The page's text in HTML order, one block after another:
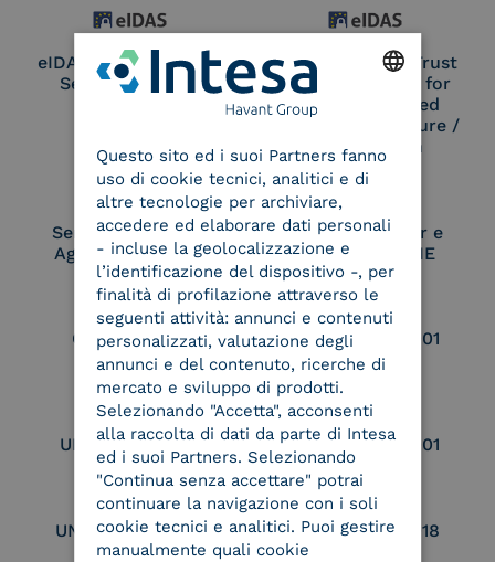
eIDAS Qualified Trust
Service Provider
eIDAS Qualified Trust
Service Provider for
Remote Qualified
Electronic Signature /
Seal Creation
Service Provider e
Aggregatore SPID
Service Provider e
Aggregatore CIE
Conservatore
qualificato
UNI EN ISO 37001
UNI EN ISO 9001 UNI EN ISO 27001
UNI EN ISO 27017 UNI EN ISO 27018
ITALIAN
Questo sito ed i suoi Partners fanno
uso di cookie tecnici, analitici e di
altre tecnologie per archiviare,
accedere ed elaborare dati personali
- incluse la geolocalizzazione e
l’identificazione del dispositivo -, per
finalità di profilazione attraverso le
seguenti attività: annunci e contenuti
personalizzati, valutazione degli
annunci e del contenuto, ricerche di
mercato e sviluppo di prodotti.
Selezionando "Accetta", acconsenti
alla raccolta di dati da parte di Intesa
ed i suoi Partners. Selezionando
"Continua senza accettare" potrai
continuare la navigazione con i soli
cookie tecnici e analitici. Puoi gestire
manualmente quali cookie